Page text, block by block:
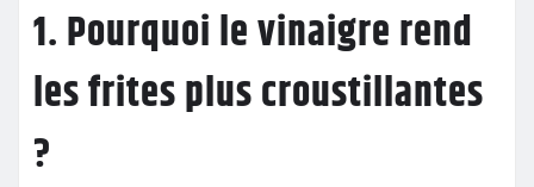
1. Pourquoi le vinaigre rend
les frites plus croustillantes
?